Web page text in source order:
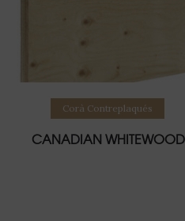
Lire la suite
Corà Contreplaqués
CANADIAN WHITEWOOD